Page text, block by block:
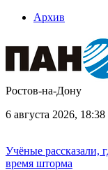
Архив
Ростов-на-Дону
6 августа 2026, 18:38
Учёные рассказали,
время шторма